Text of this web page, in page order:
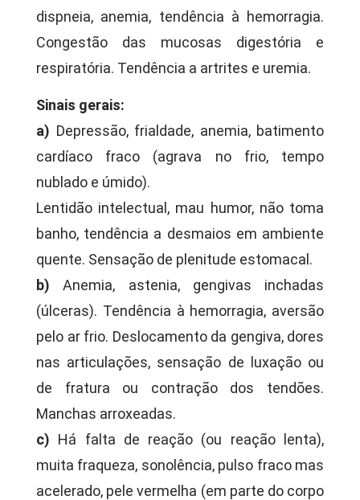
dispneia, anemia, tendência à hemorragia.
Congestão das mucosas digestória e
respiratória. Tendência a artrites e uremia.
Sinais gerais:
a) Depressão, frialdade, anemia, batimento
cardíaco fraco (agrava no frio, tempo
nublado e úmido).
Lentidão intelectual, mau humor, não toma
banho, tendência a desmaios em ambiente
quente. Sensação de plenitude estomacal.
b) Anemia, astenia, gengivas inchadas
(úlceras). Tendência à hemorragia, aversão
pelo ar frio. Deslocamento da gengiva, dores
nas articulações, sensação de luxação ou
de fratura ou contração dos tendões.
Manchas arroxeadas.
c) Há falta de reação (ou reação lenta),
muita fraqueza, sonolência, pulso fraco mas
acelerado, pele vermelha (em parte do corpo